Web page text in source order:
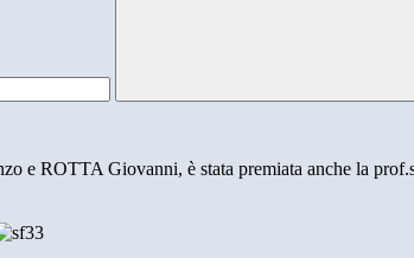
ROTTA Giovanni, è stata premiata anche la